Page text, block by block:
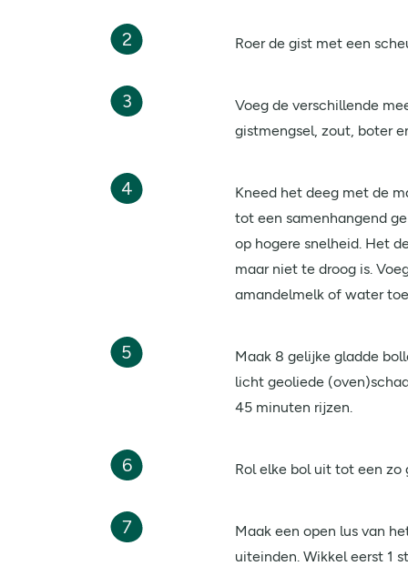
2 Roer de gist met een
3
Voeg de verschillende
gistmengsel, zout, boter
4
Kneed het deeg met de
tot een samenhangend
op hogere snelheid. Het
maar niet te droog is.
amandelmelk of water
5
Maak 8 gelijke gladde
licht geoliede
45 minuten rijzen.
6 Rol elke bol uit tot een
7
Maak een open lus van
uiteinden. Wikkel eerst 1